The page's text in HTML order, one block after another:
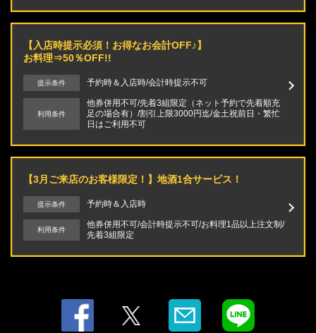
【入店時提示必須！お得なお会計OFF♪】
お料理⇒50％OFF!!
提示条件 予約時＆入店時/会計時提示不可
利用条件
他券併用不可/先着3組限定（ネット予約で先着順充
足の場合有）/割引上限3000円迄/金土祝前日・繁忙
日はご利用不可
【3月ご来店のお客様限定！】地酒1合サービス！
提示条件 予約時＆入店時
利用条件
他券併用不可/会計時提示不可/お料理1品以上注文制/
先着3組限定
石川県金沢市此花町３-３ ライブ1ビルB棟1F
https://tsukumo-kanazawa.owst.jp/coupons
お店情報をコピー
閉じる